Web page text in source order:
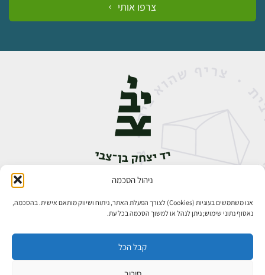
ניהול הסכמה
אנו משתמשים בעוגיות (Cookies) לצורך הפעלת האתר, ניתוח ושיווק מותאם אישית. בהסכמה,
נאסוף נתוני שימוש; ניתן לנהל או למשוך הסכמה בכל עת.
קבל הכל
צרפו אותי
אבן גבירול 14, רחביה, ירושלים